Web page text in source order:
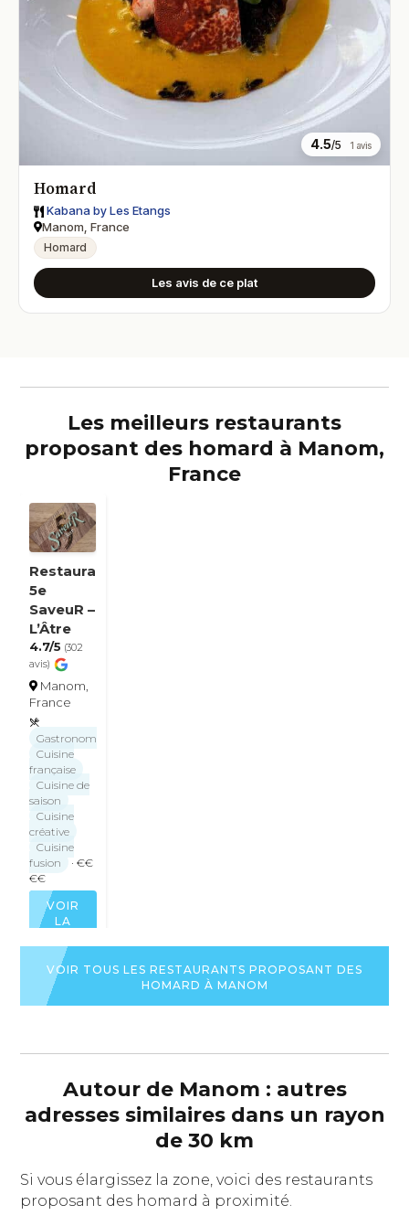
4.5/5 1 avis
Homard
Kabana by Les Etangs
Manom, France
Homard
Les avis de ce plat
Les meilleurs restaurants
proposant des homard à Manom,
France
Restaurant
5e
SaveuR –
L’Âtre
4.7/5 (302
avis)
Manom,
France
Gastronomique
Cuisine
française
Cuisine de
saison
Cuisine
créative
Cuisine
fusion
· €€
€€
VOIR
LA
DU
RESTAURANT
VOIR TOUS LES RESTAURANTS PROPOSANT DES
HOMARD À MANOM
Autour de Manom : autres
adresses similaires dans un rayon
de 30 km
Si vous élargissez la zone, voici des restaurants
proposant des homard à proximité.